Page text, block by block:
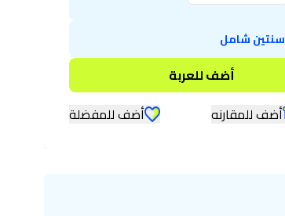
سنتين شامل
أضف للعربة
أضف للمقارنه أضف للمفضلة